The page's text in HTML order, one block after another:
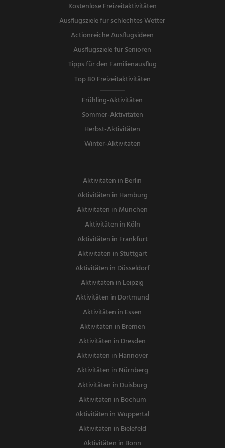
Kostenlose Freizeitaktivitäten
Ausflugsziele für schlechtes Wetter
Actionreiche Ausflugsideen
Ausflugsziele für Senioren
Tipps für den Familienausflug
Top 80 Freizeitaktivitäten
Frühling-Aktivitäten
Sommer-Aktivitäten
Herbst-Aktivitäten
Winter-Aktivitäten
Aktivitäten in Berlin
Aktivitäten in Hamburg
Aktivitäten in München
Aktivitäten in Köln
Aktivitäten in Frankfurt
Aktivitäten in Stuttgart
Aktivitäten in Düsseldorf
Aktivitäten in Leipzig
Aktivitäten in Dortmund
Aktivitäten in Essen
Aktivitäten in Bremen
Aktivitäten in Dresden
Aktivitäten in Hannover
Aktivitäten in Nürnberg
Aktivitäten in Duisburg
Aktivitäten in Bochum
Aktivitäten in Wuppertal
Aktivitäten in Bielefeld
Aktivitäten in Bonn